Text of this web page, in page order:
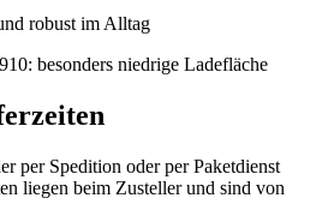
robust im Alltag
besonders niedrige Ladefläche
per Spedition oder per Paketdienst
liegen beim Zusteller und sind von